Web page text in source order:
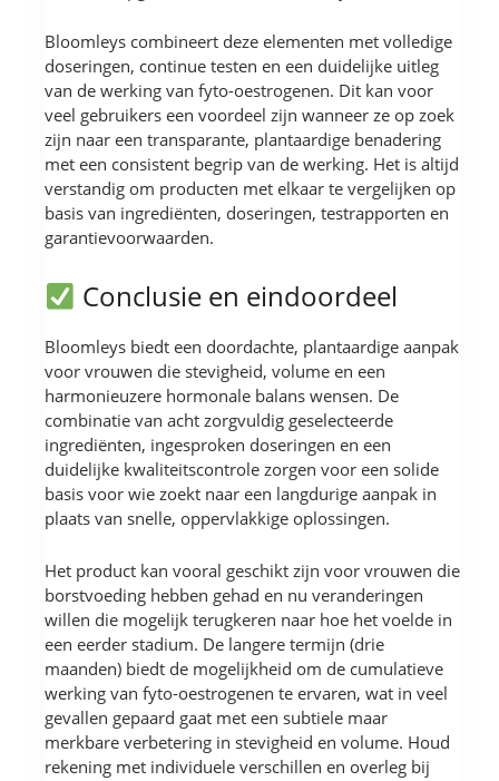
Bloomleys combineert deze elementen met volledige
doseringen, continue testen en een duidelijke uitleg
van de werking van fyto-oestrogenen. Dit kan voor
veel gebruikers een voordeel zijn wanneer ze op zoek
zijn naar een transparante, plantaardige benadering
met een consistent begrip van de werking. Het is altijd
verstandig om producten met elkaar te vergelijken op
basis van ingrediënten, doseringen, testrapporten en
garantievoorwaarden.
Conclusie en eindoordeel
Bloomleys biedt een doordachte, plantaardige aanpak
voor vrouwen die stevigheid, volume en een
harmonieuzere hormonale balans wensen. De
combinatie van acht zorgvuldig geselecteerde
ingrediënten, ingesproken doseringen en een
duidelijke kwaliteitscontrole zorgen voor een solide
basis voor wie zoekt naar een langdurige aanpak in
plaats van snelle, oppervlakkige oplossingen.
Het product kan vooral geschikt zijn voor vrouwen die
borstvoeding hebben gehad en nu veranderingen
willen die mogelijk terugkeren naar hoe het voelde in
een eerder stadium. De langere termijn (drie
maanden) biedt de mogelijkheid om de cumulatieve
werking van fyto-oestrogenen te ervaren, wat in veel
gevallen gepaard gaat met een subtiele maar
merkbare verbetering in stevigheid en volume. Houd
rekening met individuele verschillen en overleg bij